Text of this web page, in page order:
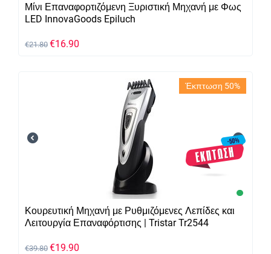
Μίνι Επαναφορτιζόμενη Ξυριστική Μηχανή με Φως
LED InnovaGoods Epiluch
€21.80 €16.90
Έκπτωση 50%
Κουρευτική Μηχανή με Ρυθμιζόμενες Λεπίδες και
Λειτουργία Επαναφόρτισης | Tristar Tr2544
€39.80 €19.90